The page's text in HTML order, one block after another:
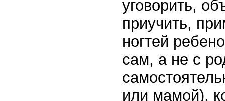
уговорить,
приучить,
ногтей
сам, а не с
или мамой),